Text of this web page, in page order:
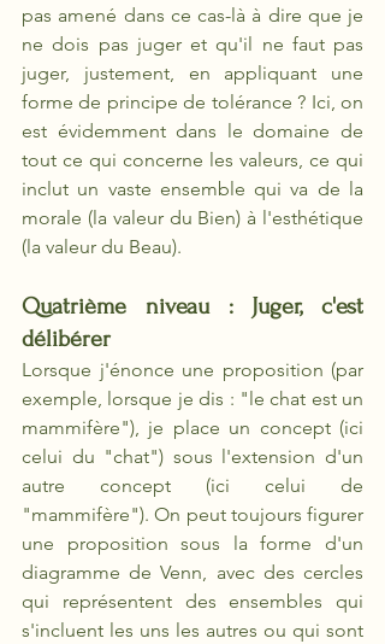
pas amené dans ce cas-là à dire que je
ne dois pas juger et qu'il ne faut pas
juger, justement, en appliquant une
forme de principe de tolérance ? Ici, on
est évidemment dans le domaine de
tout ce qui concerne les valeurs, ce qui
inclut un vaste ensemble qui va de la
morale (la valeur du Bien) à l'esthétique
(la valeur du Beau).
Quatrième niveau : Juger, c'est
délibérer
Lorsque j'énonce une proposition (par
exemple, lorsque je dis : "le chat est un
mammifère"), je place un concept (ici
celui du "chat") sous l'extension d'un
autre concept (ici celui de
"mammifère"). On peut toujours figurer
une proposition sous la forme d'un
diagramme de Venn, avec des cercles
qui représentent des ensembles qui
s'incluent les uns les autres ou qui sont